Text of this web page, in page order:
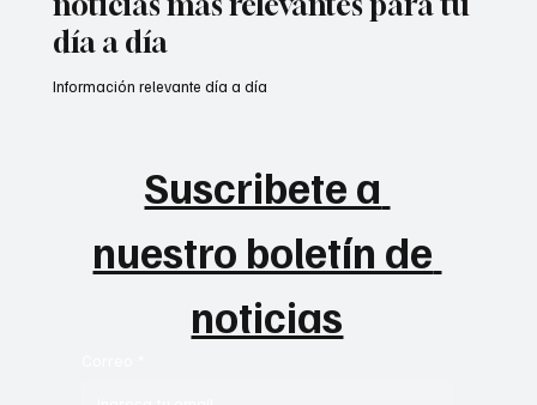
día a día
Suscribete a
nuestro boletín de
noticias
Información relevante día a día